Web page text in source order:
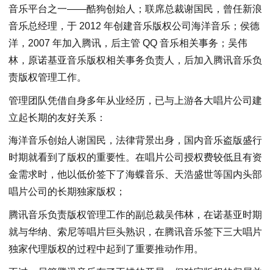
音乐平台之一——酷狗创始人；联席总裁谢国民，曾任新浪
音乐总经理，于 2012 年创建音乐版权公司海洋音乐；侯德
洋，2007 年加入腾讯，后主管 QQ 音乐相关事务；吴伟
林，原诺基亚音乐版权相关事务负责人，后加入腾讯音乐负
责版权管理工作。
管理团队凭借自身多年从业经历，已与上游各大唱片公司建
立起长期的友好关系：
海洋音乐创始人谢国民，法律背景出身，国内音乐盗版盛行
时期就看到了版权的重要性。在唱片公司授权费较低且有资
金需求时，他以低价签下了海蝶音乐、天浩盛世等国内头部
唱片公司的长期独家版权；
腾讯音乐负责版权管理工作的副总裁吴伟林，在诺基亚时期
就与华纳、索尼等唱片巨头熟识，在腾讯音乐签下三大唱片
独家代理版权的过程中起到了重要推动作用。